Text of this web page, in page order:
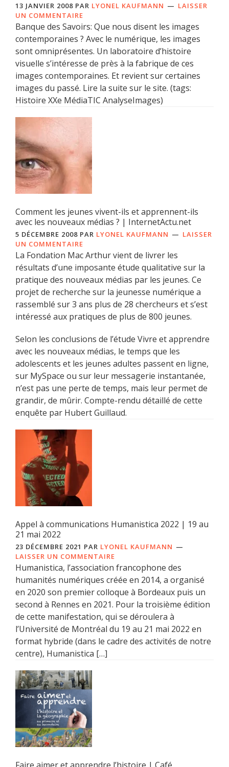
13 JANVIER 2008 PAR LYONEL KAUFMANN
LAISSER
UN COMMENTAIRE
Banque des Savoirs: Que nous disent les images
contemporaines ? Avec le numérique, les images
sont omniprésentes. Un laboratoire d’histoire
visuelle s’intéresse de près à la fabrique de ces
images contemporaines. Et revient sur certaines
images du passé. Lire la suite sur le site. (tags:
Histoire XXe MédiaTIC AnalyseImages)
Comment les jeunes vivent-ils et apprennent-ils
avec les nouveaux médias ? | InternetActu.net
5 DÉCEMBRE 2008 PAR LYONEL KAUFMANN
LAISSER
UN COMMENTAIRE
La Fondation Mac Arthur vient de livrer les
résultats d’une imposante étude qualitative sur la
pratique des nouveaux médias par les jeunes. Ce
projet de recherche sur la jeunesse numérique a
rassemblé sur 3 ans plus de 28 chercheurs et s’est
intéressé aux pratiques de plus de 800 jeunes.
Selon les conclusions de l’étude Vivre et apprendre
avec les nouveaux médias, le temps que les
adolescents et les jeunes adultes passent en ligne,
sur MySpace ou sur leur messagerie instantanée,
n’est pas une perte de temps, mais leur permet de
grandir, de mûrir. Compte-rendu détaillé de cette
enquête par Hubert Guillaud.
Appel à communications Humanistica 2022 | 19 au
21 mai 2022
23 DÉCEMBRE 2021 PAR LYONEL KAUFMANN
LAISSER UN COMMENTAIRE
Humanistica, l’association francophone des
humanités numériques créée en 2014, a organisé
en 2020 son premier colloque à Bordeaux puis un
second à Rennes en 2021. Pour la troisième édition
de cette manifestation, qui se déroulera à
l’Université de Montréal du 19 au 21 mai 2022 en
format hybride (dans le cadre des activités de notre
centre), Humanistica […]
Faire aimer et apprendre l’histoire | Café